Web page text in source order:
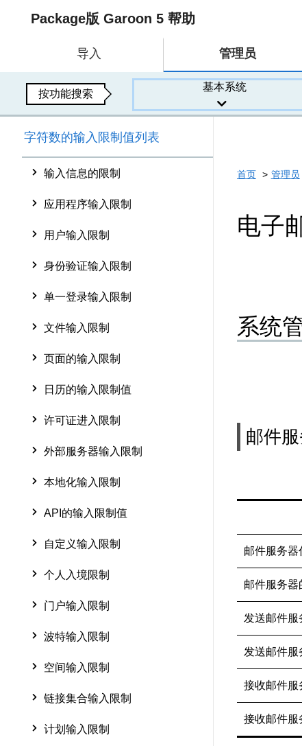
Package版 Garoon 5 帮助
导入 管理员
按功能搜索
基本系统
字符数的输入限制值列表
输入信息的限制
应用程序输入限制
用户输入限制
身份验证输入限制
单一登录输入限制
文件输入限制
页面的输入限制
日历的输入限制值
许可证进入限制
外部服务器输入限制
本地化输入限制
API的输入限制值
自定义输入限制
个人入境限制
门户输入限制
波特输入限制
空间输入限制
链接集合输入限制
计划输入限制
首页 管理员
电子
系统
邮件
邮件服务器
邮件服务器
发送邮件服
发送邮件服
接收邮件服
接收邮件服